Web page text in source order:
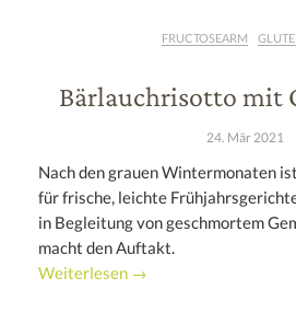
FRUCTOSEARM
Bärlauchrisotto mit
24. Mär 2021
Nach den grauen Wintermonaten
für frische, leichte
in Begleitung von geschmortem
macht den Auftakt.
Weiterlesen →